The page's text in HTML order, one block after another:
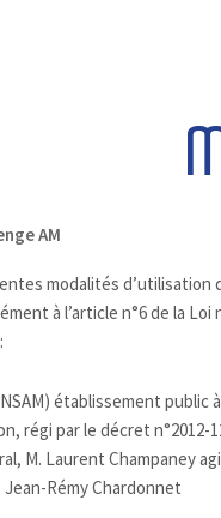
AM
modalités
à l’article n°6 de la
établissement
régi par le décret
M. Laurent Champaney
Rémy Chardonnet